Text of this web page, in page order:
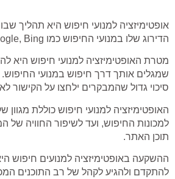
אופטימיזציה למנועי חיפוש היא תהליך
הדירוג שלו במנועי החיפוש כמו Google, Bing ו-Yahoo.
מטרת האופטימיזציה למנועי חיפוש היא
שמגלים אותך דרך חיפוש במנועי
סיכוי גדול שהמבקרים ילחצו על הקישור
האופטימיזציה למנועי חיפוש כוללת
למכונות החיפוש, ועד לשיפור החוויה
תוכן האתר.
ההשקעה באופטימיזציה למנועים חיפוש
להתקדם ולהגיע לקהל של רב התוכנים